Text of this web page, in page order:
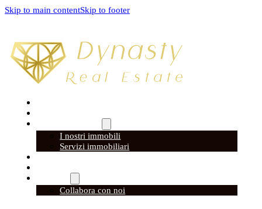
Skip to main contentSkip to footer
I nostri immobili
Servizi immobiliari
Collabora con noi